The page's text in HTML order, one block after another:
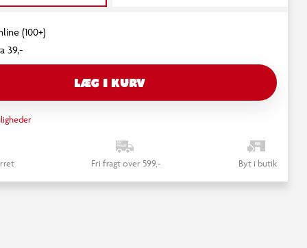
(100+)
39,-
LÆG I KURV
Fri fragt over 599,- Byt i butik